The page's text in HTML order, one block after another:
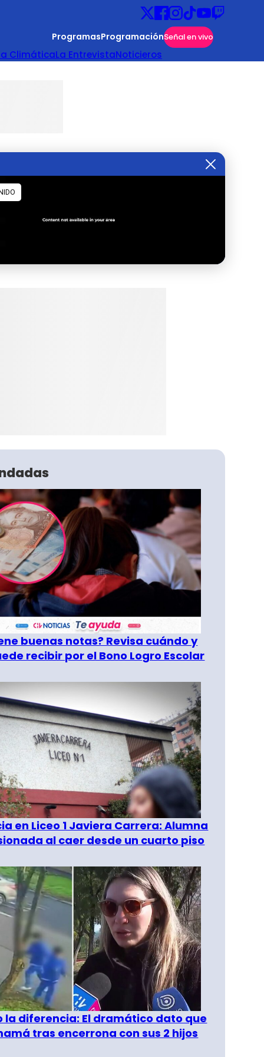
ProgramasProgramaciónSeñal en vivo
ClimáticaLa EntrevistaNoticieros
buenas notas? Revisa cuándo y
recibir por el Bono Logro Escolar
en Liceo 1 Javiera Carrera: Alumna
al caer desde un cuarto piso
la diferencia: El dramático dato que
tras encerrona con sus 2 hijos